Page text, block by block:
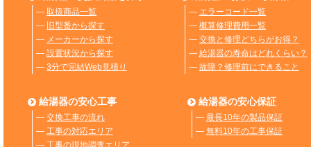
― 取扱商品一覧
― 旧型番から探す
― メーカーから探す
― 設置状況から探す
― 3分で完結Web見積り
― エラーコード一覧
― 概算修理費用一覧
― 交換と修理どちらがお得？
― 給湯器の寿命はどれくらい？
― 故障？修理前にできること
給湯器の安心工事
― 交換工事の流れ
― 工事の対応エリア
給湯器の安心保証
― 最長10年の製品保証
― 無料10年の工事保証